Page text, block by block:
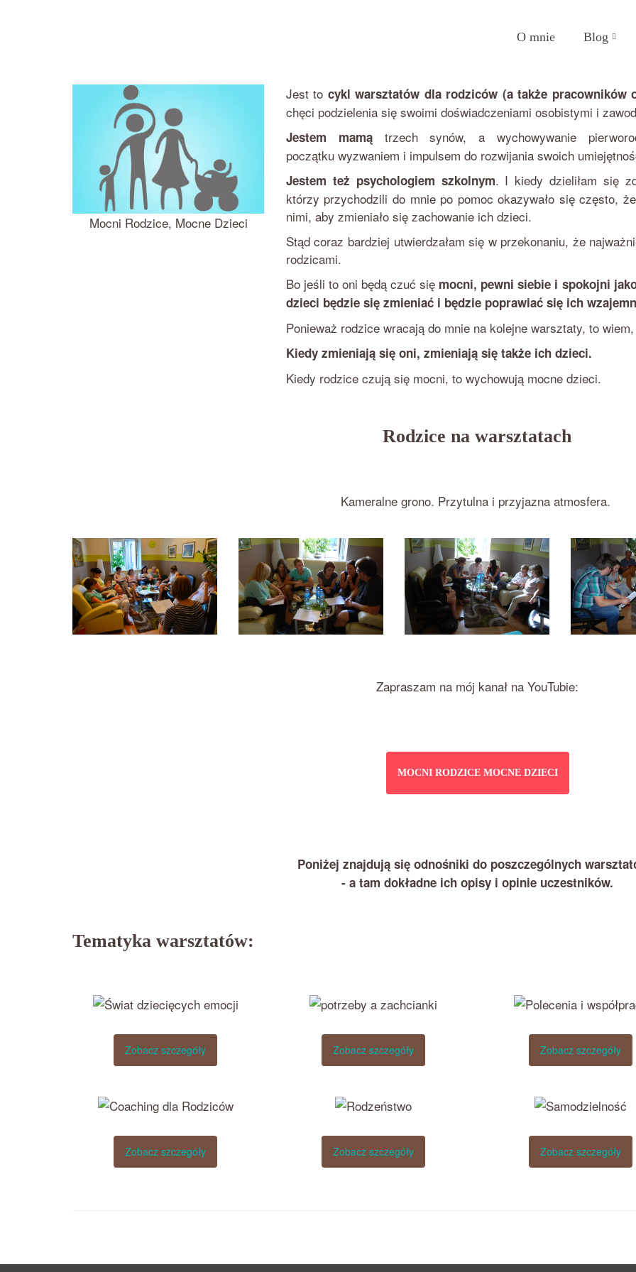
O mnie Blog
Mocni Rodzice, Mocne Dzieci
Jest to cykl warsztatów dla rodziców (a także pracowników
chęci podzielenia się swoimi doświadczeniami osobistymi i
Jestem mamątrzech synów, a wychowywanie
początku wyzwaniem i impulsem do rozwijania swoich
Jestem też psychologiem szkolnym. I kiedy dzieliłam się
którzy przychodzili do mnie po pomoc okazywało się często,
nimi, aby zmieniało się zachowanie ich dzieci.
Stąd coraz bardziej utwierdzałam się w przekonaniu, że
rodzicami.
Bo jeśli to oni będą czuć się mocni, pewni siebie i spokojni
dzieci będzie się zmieniać i będzie poprawiać się ich
Ponieważ rodzice wracają do mnie na kolejne warsztaty, to
Kiedy zmieniają się oni, zmieniają się także ich dzieci.
Kiedy rodzice czują się mocni, to wychowują mocne dzieci.
Rodzice na warsztatach
Kameralne grono. Przytulna i przyjazna atmosfera.
Zapraszam na mój kanał na YouTubie:
MOCNI RODZICE MOCNE DZIECI
Poniżej znajdują się odnośniki do poszczególnych
- a tam dokładne ich opisy i opinie uczestników.
Tematyka warsztatów:
Zobacz szczegóły Zobacz szczegóły Zobacz szczegóły
Zobacz szczegóły Zobacz szczegóły Zobacz szczegóły